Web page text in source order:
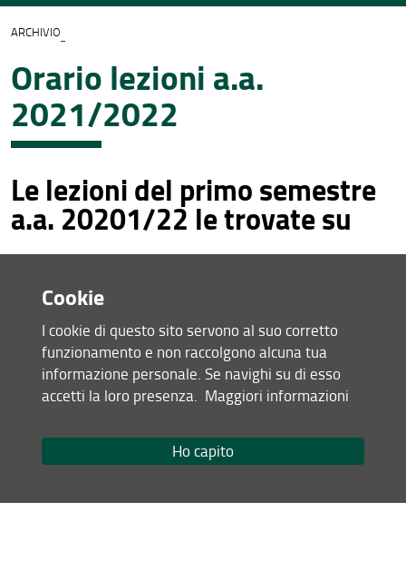
ARCHIVIO
Orario lezioni a.a.
2021/2022
Le lezioni del primo semestre
a.a. 20201/22 le trovate su
Agenda WEB di UNIFI
Condividi
Calendario didattico e Orario delle lezioni
Aule e laboratori
Piani di studio
Esami di profitto
Conoscenza della lingua straniera
Corsi di formazione sulla sicurezza
Mappa del sito
Cookie
I cookie di questo sito servono al suo corretto
funzionamento e non raccolgono alcuna tua
informazione personale. Se navighi su di esso
accetti la loro presenza. Maggiori informazioni
Ho capito